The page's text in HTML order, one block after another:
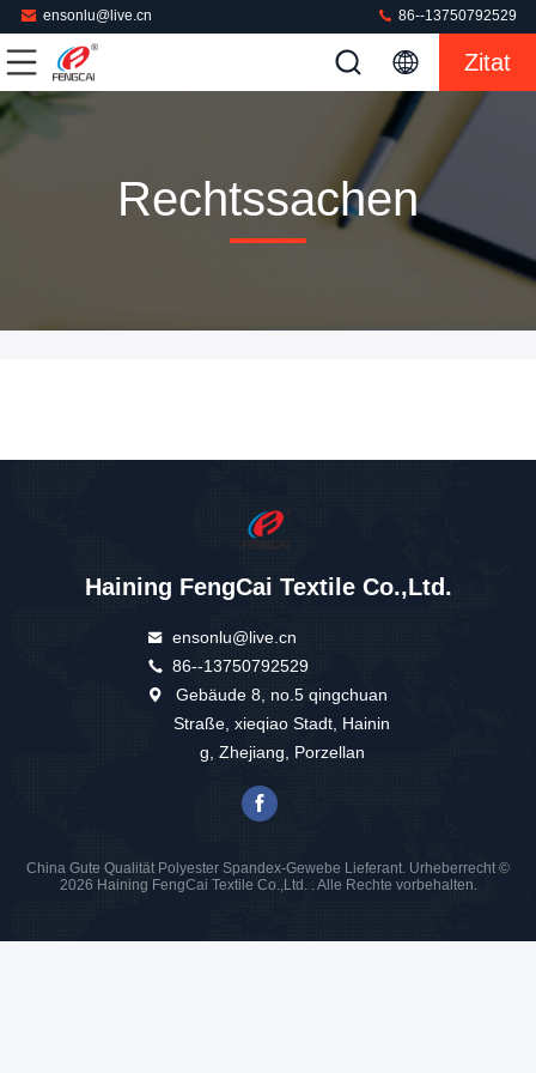
ensonlu@live.cn 86--13750792529
Zitat
Rechtssachen
Haining FengCai Textile Co.,Ltd.
ensonlu@live.cn
86--13750792529
Gebäude 8, no.5 qingchuan
Straße, xieqiao Stadt, Hainin
g, Zhejiang, Porzellan
China Gute Qualität Polyester Spandex-Gewebe Lieferant. Urheberrecht ©
2026 Haining FengCai Textile Co.,Ltd. . Alle Rechte vorbehalten.